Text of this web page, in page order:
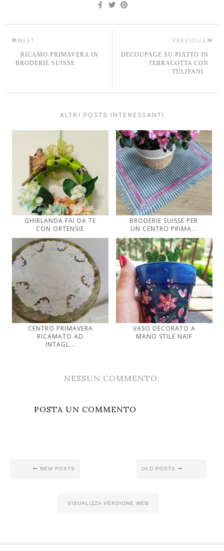
PREVIOUS
DECOUPAGE SU PIATTO IN
TERRACOTTA CON
TULIPANI
NEXT
RICAMO PRIMAVERA IN
BRODERIE SUISSE
ALTRI POSTS INTERESSANTI
GHIRLANDA FAI DA TE
CON ORTENSIE
BRODERIE SUISSE PER
UN CENTRO PRIMA...
CENTRO PRIMAVERA
RICAMATO AD
INTAGL...
VASO DECORATO A
MANO STILE NAIF
NESSUN COMMENTO:
POSTA UN COMMENTO
NEW POSTS OLD POSTS
VISUALIZZA VERSIONE WEB